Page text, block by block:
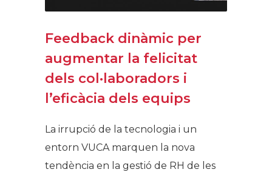
Feedback dinàmic per
augmentar la felicitat
dels col·laboradors i
l’eficàcia dels equips
La irrupció de la tecnologia i un
entorn VUCA marquen la nova
tendència en la gestió de RH de les